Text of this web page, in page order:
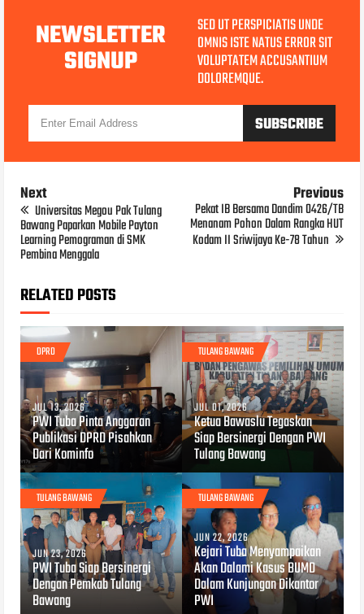
NEWSLETTER
SIGNUP
SED UT PERSPICIATIS UNDE
OMNIS ISTE NATUS ERROR SIT
VOLUPTATEM ACCUSANTIUM
DOLOREMQUE.
Next
Universitas Megou Pak Tulang
Bawang Paparkan Mobile Payton
Learning Pemograman di SMK
Pembina Menggala
Previous
Pekat IB Bersama Dandim 0426/TB
Menanam Pohon Dalam Rangka HUT
Kodam II Sriwijaya Ke-78 Tahun
RELATED POSTS
DPRD
JUL 13, 2026
PWI Tuba Pinta Anggaran
Publikasi DPRD Pisahkan
Dari Kominfo
TULANG BAWANG
JUL 01, 2026
Ketua Bawaslu Tegaskan
Siap Bersinergi Dengan PWI
Tulang Bawang
TULANG BAWANG
JUN 23, 2026
PWI Tuba Siap Bersinergi
Dengan Pemkab Tulang
Bawang
TULANG BAWANG
JUN 22, 2026
Kejari Tuba Menyampaikan
Akan Dalami Kasus BUMD
Dalam Kunjungan Dikantor
PWI